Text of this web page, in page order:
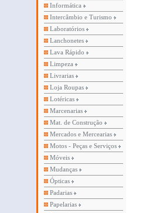
Informática
Intercâmbio e Turismo
Laboratórios
Lanchonetes
Lava Rápido
Limpeza
Livrarias
Loja Roupas
Lotéricas
Marcenarias
Mat. de Construção
Mercados e Mercearias
Motos - Peças e Serviços
Móveis
Mudanças
Ópticas
Padarias
Papelarias